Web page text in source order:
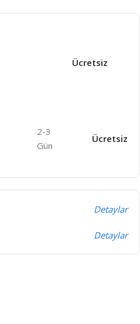
Ücretsiz
2-3
Gün
Ücretsiz
Detaylar
Detaylar